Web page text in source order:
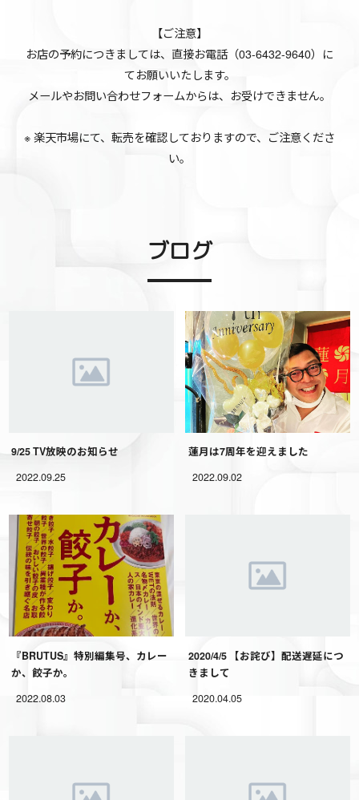
【ご注意】
お店の予約につきましては、直接お電話（03-6432-9640）に
てお願いいたします。
メールやお問い合わせフォームからは、お受けできません。
※ 楽天市場にて、転売を確認しておりますので、ご注意くださ
い。
ブログ
9/25 TV放映のお知らせ
2022.09.25
蓮月は7周年を迎えました
2022.09.02
『BRUTUS』特別編集号、カレー
か、餃子か。
2022.08.03
2020/4/5 【お詫び】配送遅延につ
きまして
2020.04.05